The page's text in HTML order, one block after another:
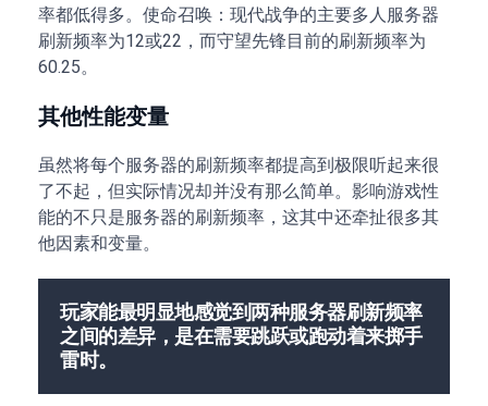
率都低得多。使命召唤：现代战争的主要多人服务器
刷新频率为12或22，而守望先锋目前的刷新频率为
60.25。
其他性能变量
虽然将每个服务器的刷新频率都提高到极限听起来很
了不起，但实际情况却并没有那么简单。影响游戏性
能的不只是服务器的刷新频率，这其中还牵扯很多其
他因素和变量。
玩家能最明显地感觉到两种服务器刷新频率
之间的差异，是在需要跳跃或跑动着来掷手
雷时。